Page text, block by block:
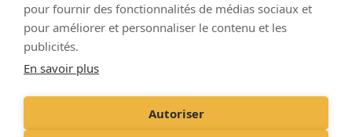
pour fournir des fonctionnalités de médias sociaux et
pour améliorer et personnaliser le contenu et les
publicités.
En savoir plus
Autoriser
Déclaration publique pays par pays (CbCR) de l’UE